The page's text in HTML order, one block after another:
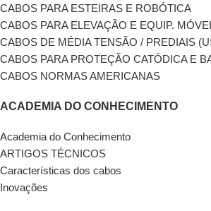
CABOS PARA ESTEIRAS E ROBÓTICA
CABOS PARA ELEVAÇÃO E EQUIP.
CABOS DE MÉDIA TENSÃO / PREDIAIS
CABOS PARA PROTEÇÃO CATÓDICA E
CABOS NORMAS AMERICANAS
ACADEMIA DO CONHECIMENTO
Academia do Conhecimento
ARTIGOS TÉCNICOS
Características dos cabos
Inovações